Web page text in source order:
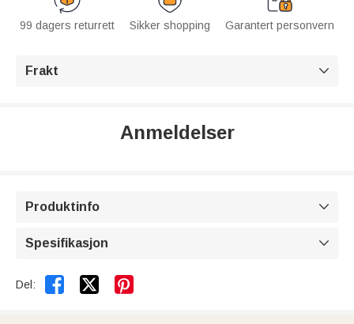
99 dagers returrett Sikker shopping Garantert personvern
Frakt 
Anmeldelser
Produktinfo 
Spesifikasjon 
Del:  